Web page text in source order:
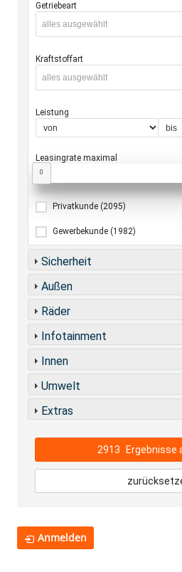
Getriebeart
alles ausgewählt
Kraftstoffart
alles ausgewählt
Leistung
Leasingrate maximal
0
Privatkunde (2095)
Gewerbekunde (1982)
Sicherheit
Außen
Räder
Infotainment
Innen
Umwelt
Extras
2913 Ergebnisse
Anmelden